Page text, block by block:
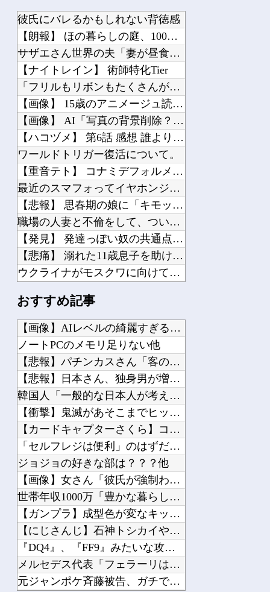
彼氏にバレるかもしれない背徳感
【朗報】 ほの暮らしの庭、100時間遊べてストーリーも面白いスタバレの上位互換だ...
サザエさん世界の夫「妻が昼食代500円しかくれない…この弁当屋、500円で売って...
【ナイトレイン】 術師特化Tier
「フリルもリボンもたくさんがいいのよね、ふふっ♪」対魔忍RPG・新イベント『バニ...
【画像】 15歳のアニメージュ読者（たぶん女の子）、うっかりガンダム富野に質問し...
【画像】 AI「写真の背景削除？ガンプラの箱追加しといてあげよ????」
【ハコヅメ】 第6話 感想 誰よりも早く！【～交番女子の逆襲～】
ワールドトリガー復活について。
【重音テト】 コナミデフォルメフィギュア「重音テト 通常衣装Ver.」「重音テト...
最近のスマフォってイヤホンジャック付いてないの?
【悲報】 思春期の娘に「キモッ」と言われたお父さん、グレるｗｗｗｗｗｗｗ
職場の人妻と不倫をして、ついに、、、
【発見】 発達っぽい奴の共通点って『立場を理解できない』だよな
【悲痛】 溺れた11歳息子を助けようと川へ…40歳父親が死亡 息子は母親が救助 ...
ウクライナがモスクワに向けて初の弾道ミサイルを発射か？！
【悲報】 中国、橋の欄干が強風一発で粉々に 鉄筋ゼロ 当局「接着剤でくっつけただ...
【悲報】 週刊誌、好き放題書きまくる 高市早苗首相は新公用車の贅を尽くした後部座...
【田舎のミステリー】 タヌキが人間に化ける説、これ多分マジ
医者「麻酔かけますよ」 ワイ（全身麻酔に耐えて見せる！うおおおおおお！！！！）→
イタリア・ナポリ近郊で過去40年で最大規模の地震「M4.7」の揺れを観測
【異様】 関東の上空で「スプライト」という発光現象が観測される！多くの人が地上か...
Powered by livedoor 相互RSS
おすすめ記事
【画像】AIレベルの綺麗すぎるプロポーズ花火が打ち上がる㊗?...
ノートPCのメモリ足りない他
【悲報】パチンカスさん「客のデータを収集し出玉を全て管理。そ...
【悲報】日本さん、独身男が増えまくり終わる他
韓国人「一般的な日本人が考えていることがこちら…」→「えっ？...
【衝撃】鬼滅があそこまでヒットしたのってやっぱ「ノイズ」が一...
【カードキャプターさくら】コトブキヤ「木之本桜 [包囲(シー...
「セルフレジは便利」のはずだったのに…誰もが感じる「使いづら...
ジョジョの好きな部は？？？他
【画像】女さん「彼氏が強制わいせつで捕まって謝罪の手紙が来た...
世帯年収1000万「豊かな暮らしなんかできません！！！」他
【ガンプラ】成型色が変なキットと言えばHGローゼンズール他
【にじさんじ】石神トシカイやるやん他
『DQ4』、『FF9』みたいな攻撃魔法はこのキャラって決まっ...
メルセデス代表「フェラーリは最強PUを持っていないと不満を言...
元ジャンポケ斉藤被告、ガチでぶっ壊れてしまう他